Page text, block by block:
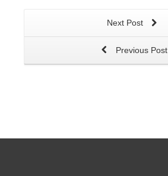
Next Post
Previous Post